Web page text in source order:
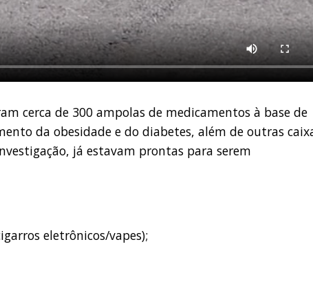
cerca de 300 ampolas de medicamentos à base de
da obesidade e do diabetes, além de outras
já estavam prontas para serem
eletrônicos/vapes);